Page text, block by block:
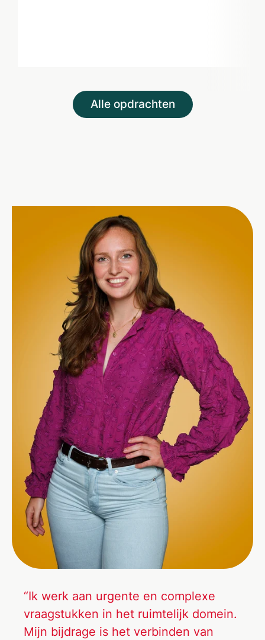
Alle opdrachten
“Ik werk aan urgente en complexe
vraagstukken in het ruimtelijk domein.
Mijn bijdrage is het verbinden van